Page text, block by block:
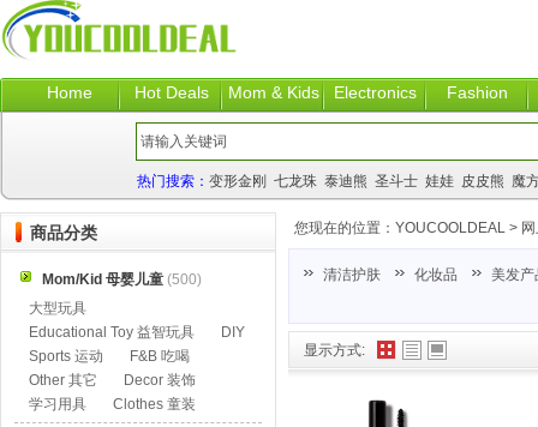
Home Hot Deals Mom & Kids Electronics Fashion
热门搜索： 变形金刚 七龙珠 泰迪熊 圣斗士 娃娃 皮皮熊 魔
显示方式:
您现在的位置： YOUCOOLDEAL >
清洁护肤 化妆品 美发产
商品分类
Mom/Kid 母婴儿童 (500)
大型玩具
Educational Toy 益智玩具
DIY
Sports 运动
F&B 吃喝
Other 其它
Decor 装饰
学习用具
Clothes 童装